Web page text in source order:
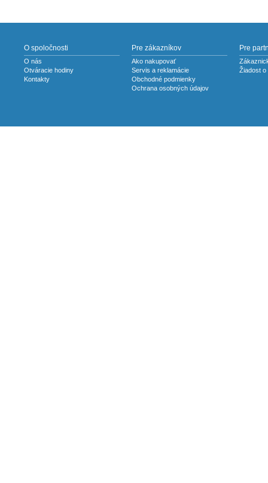
O spoločnosti
O nás
Otváracie hodiny
Kontakty
Pre zákazníkov
Ako nakupovať
Servis a reklamácie
Obchodné podmienky
Ochrana osobných údajov
Pre
Žiadost